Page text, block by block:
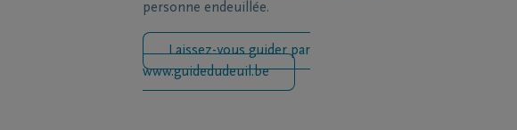
personne endeuillée.
Laissez-vous guider par
www.guidedudeuil.be